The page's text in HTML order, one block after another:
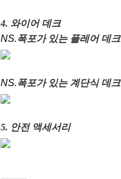
4. 와이어 데크
NS.폭포가 있는 플레어 데크
NS.폭포가 있는 계단식 데크
5. 안전 액세서리